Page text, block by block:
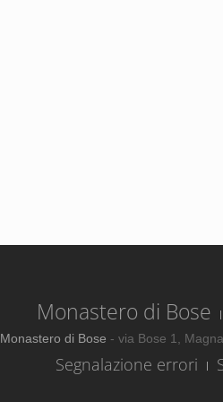
Monastero di Bose
Monastero di Bose - via Bose 1,
Segnalazione errori